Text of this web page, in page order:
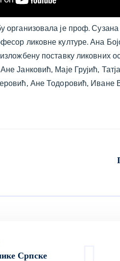
организовала је проф.
ликовне културе. Ана
поставку ликовних
Јанковић, Маје Грујић,
Ане Тодоровић,
Српске